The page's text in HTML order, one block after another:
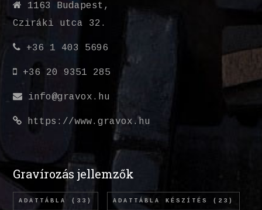
1163 Budapest,
Cziráki utca 32.
+36 1 403 5696
+36 20 9351 285
info@gravox.hu
https://www.gravox.hu
Gravírozás jellemzők
ADATTÁBLA (33) ADATTÁBLA KÉSZÍTÉS (23)